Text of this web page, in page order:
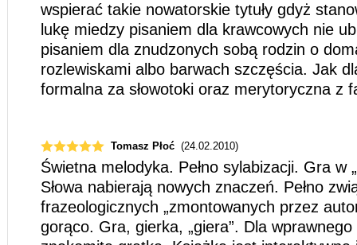
wspierać takie nowatorskie tytuły gdyż
lukę miedzy pisaniem dla krawcowych nie
pisaniem dla znudzonych sobą rodzin o
rozlewiskami albo barwach szczęścia. Jak
formalna za słowotoki oraz merytoryczna z
Tomasz Płoć (24.02.2010)
Świetna melodyka. Pełno sylabizacji. Gra w
Słowa nabierają nowych znaczeń. Pełno
frazeologicznych „zmontowanych przez
gorąco. Gra, gierka, „giera”. Dla